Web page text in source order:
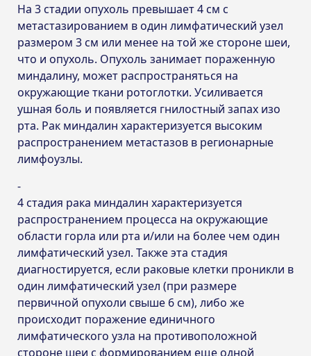
На 3 стадии опухоль превышает 4 см с
метастазированием в один лимфатический узел
размером 3 см или менее на той же стороне шеи,
что и опухоль. Опухоль занимает пораженную
миндалину, может распространяться на
окружающие ткани ротоглотки. Усиливается
ушная боль и появляется гнилостный запах изо
рта. Рак миндалин характеризуется высоким
распространением метастазов в регионарные
лимфоузлы.
4 стадия рака миндалин характеризуется
распространением процесса на окружающие
области горла или рта и/или на более чем один
лимфатический узел. Также эта стадия
диагностируется, если раковые клетки проникли в
один лимфатический узел (при размере
первичной опухоли свыше 6 см), либо же
происходит поражение единичного
лимфатического узла на противоположной
стороне шеи с формированием еще одной